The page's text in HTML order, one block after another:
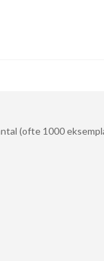
(ofte 1000